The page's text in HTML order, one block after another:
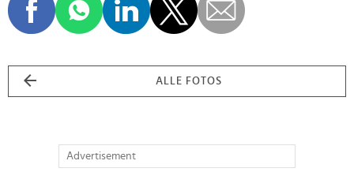
ALLE FOTOS
Advertisement